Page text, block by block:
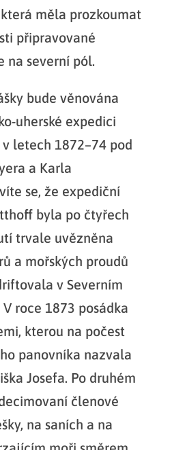
měla prozkoumat
připravované
na severní pól.
bude věnována
uherské expedici
letech 1872–74 pod
a Karla
se, že expediční
byla po čtyřech
trvale uvězněna
a mořských proudů
v Severním
roce 1873 posádka
kterou na počest
panovníka nazvala
Josefa. Po druhém
členové
na saních a na